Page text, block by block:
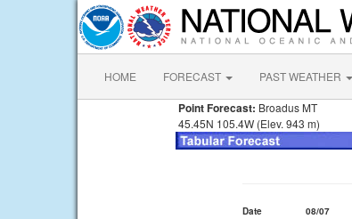
HOME FORECAST PAST WEATHER
Point Forecast: Broadus MT
45.45N 105.4W (Elev. 943 m)
Date 08/07